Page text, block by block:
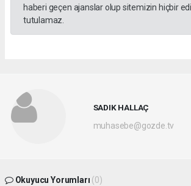
haberi geçen ajanslar olup sitemizin hiçbir
tutulamaz.
SADIK HALLAÇ
muhasebe@gozde.tv
Okuyucu Yorumları (0)